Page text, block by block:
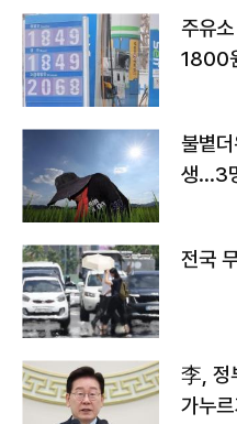
주유
1800
불볕
생…3
전국
李, 정
가누